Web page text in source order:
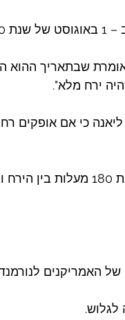
שבתאריך ההוא
ירח מלא".
כי אם אופקים
"בשביל ירח מלא", אמרה יאנה. "אני
האמריקנים